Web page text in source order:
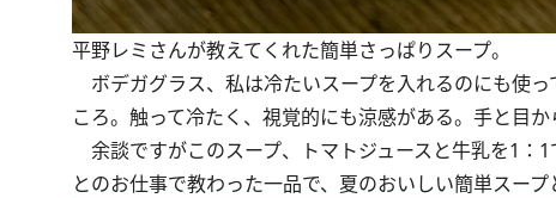
平野レミさんが教えてくれた簡単さっぱりスープ。
ボデガグラス、私は冷たいスープを入れるのにも使
ころ。触って冷たく、視覚的にも涼感がある。手と目
余談ですがこのスープ、トマトジュースと牛乳を1：
とのお仕事で教わった一品で、夏のおいしい簡単スー